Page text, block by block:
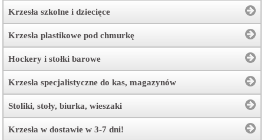
Krzesła szkolne i dziecięce
Krzesła plastikowe pod chmurkę
Hockery i stołki barowe
Krzesła specjalistyczne do kas, magazynów
Stoliki, stoły, biurka, wieszaki
Krzesła w dostawie w 3-7 dni!